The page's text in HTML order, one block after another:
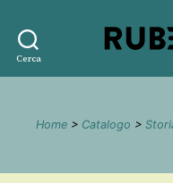
Cerca
Home > Catalogo >